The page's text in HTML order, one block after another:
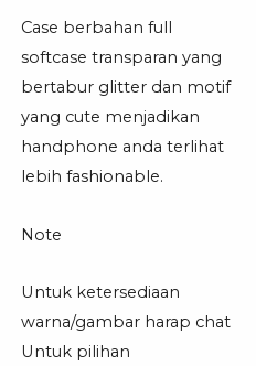
Case berbahan full
softcase transparan yang
bertabur glitter dan motif
yang cute menjadikan
handphone anda terlihat
lebih fashionable.
Note
Untuk ketersediaan
warna/gambar harap chat
Untuk pilihan